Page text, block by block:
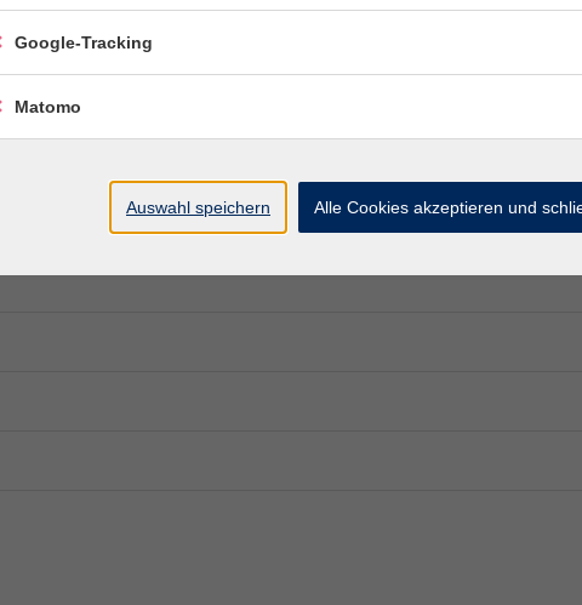
Google-Tracking
Matomo
Auswahl speichern Alle Cookies akzeptieren und